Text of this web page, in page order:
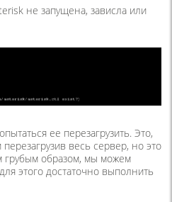
не запущена, зависла или
ее перезагрузить. Это,
весь сервер, но это
грубым образом, мы можем
этого достаточно выполнить